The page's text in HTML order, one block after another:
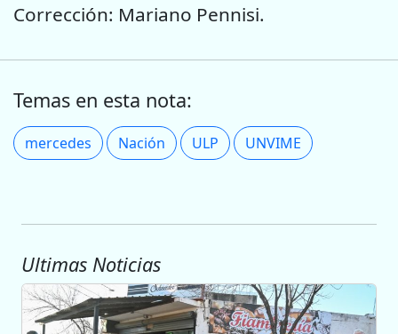
Corrección: Mariano Pennisi.
Temas en esta nota:
mercedes Nación ULP UNVIME
Ultimas Noticias